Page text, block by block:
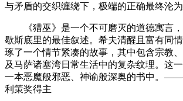
与矛盾的交织缠绕下，极端的正确最终沦为
《猎巫》是一个不可磨灭的道德寓言
歇斯底里的最佳叙述。希夫清醒且富有同
琢了一个情节紧凑的故事，其中包含宗教
及马萨诸塞湾日常生活中的复杂纹理。这
一本恶魔般邪恶、神谕般深奥的书中。——
利策奖得主